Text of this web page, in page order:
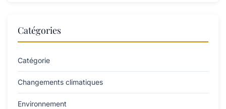
Catégories
Catégorie
Changements climatiques
Environnement